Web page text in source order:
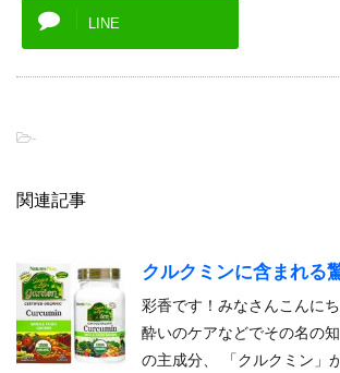
LINE
-
関連記事
クルクミンに含まれる
彩香です！みなさんこんに
酔いのケアなどでその名の知
の主成分、 「クルクミン」